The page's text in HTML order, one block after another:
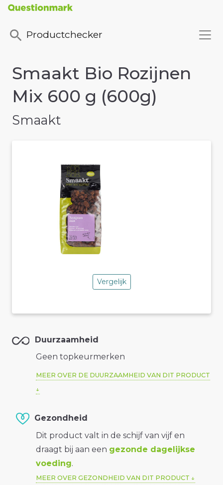
Productchecker
Smaakt Bio Rozijnen
Mix 600 g (600g)
Smaakt
Vergelijk
Duurzaamheid
Geen topkeurmerken
MEER OVER DE DUURZAAMHEID VAN DIT PRODUCT
Gezondheid
Dit product valt in de schijf van vijf en
draagt bij aan een gezonde dagelijkse
voeding.
MEER OVER GEZONDHEID VAN DIT PRODUCT